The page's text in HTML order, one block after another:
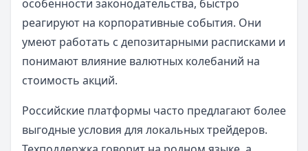
особенности законодательства, быстро
реагируют на корпоративные события. Они
умеют работать с депозитарными расписками и
понимают влияние валютных колебаний на
стоимость акций.
Российские платформы часто предлагают более
выгодные условия для локальных трейдеров.